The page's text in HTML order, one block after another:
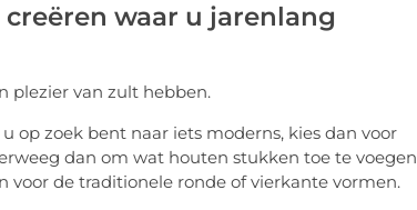
waar u jarenlang
plezier van zult hebben.
op zoek bent naar iets moderns, kies dan voor
dan om wat houten stukken toe te voegen
voor de traditionele ronde of vierkante vormen.